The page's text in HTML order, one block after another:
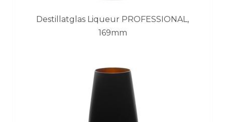
Destillatglas Liqueur PROFESSIONAL,
169mm